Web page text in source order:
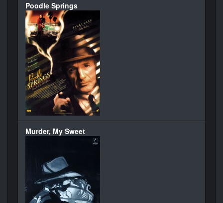
Poodle Springs
Murder, My Sweet